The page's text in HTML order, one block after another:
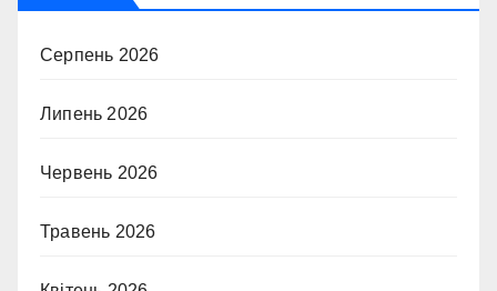
Серпень 2026
Липень 2026
Червень 2026
Травень 2026